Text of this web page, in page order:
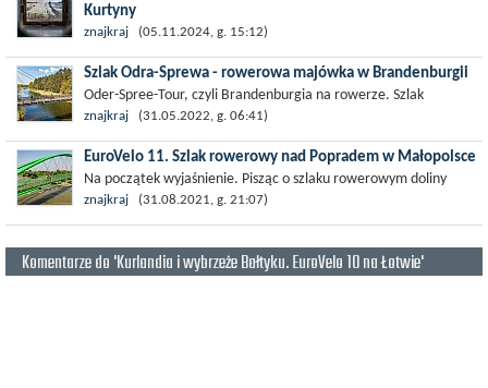
Kurtyny
W tym roku Europejska Federacja Cyklistów oraz europejskie
regiony, przez które przebiega Szlak Żelaznej Kurtyny,
poświęciły tej...
znajkraj (05.11.2024, g. 15:12)
Szlak Odra-Sprewa - rowerowa majówka w Brandenburgii
Oder-Spree-Tour, czyli Brandenburgia na rowerze. Szlak
rowerowy Odra-Sprewa ma oficjalną długość 278 kilometrów.
Podczas naszej...
znajkraj (31.05.2022, g. 06:41)
EuroVelo 11. Szlak rowerowy nad Popradem w Małopolsce
Na początek wyjaśnienie. Pisząc o szlaku rowerowym doliny
Popradu dokonuję pewnego uproszczenia. Otóż od strony
formalnej szlak rowerowy z...
znajkraj (31.08.2021, g. 21:07)
Komentarze do 'Kurlandia i wybrzeże Bałtyku. EuroVelo 10 na Łotwie'